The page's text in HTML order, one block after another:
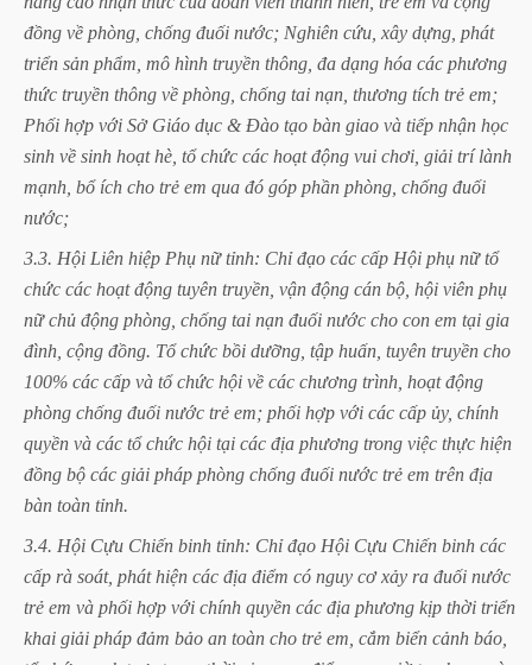
đồng về phòng, chống đuối nước; Nghiên cứu, xây dựng, phát
triển sản phẩm, mô hình truyền thông, đa dạng hóa các phương
thức truyền thông về phòng, chống tai nạn, thương tích trẻ em;
Phối hợp với Sở Giáo dục & Đào tạo bàn giao và tiếp nhận học
sinh về sinh hoạt hè, tổ chức các hoạt động vui chơi, giải trí lành
mạnh, bổ ích cho trẻ em qua đó góp phần phòng, chống đuối
nước;
3.3. Hội Liên hiệp Phụ nữ tỉnh: Chỉ đạo các cấp Hội phụ nữ tổ
chức các hoạt động tuyên truyền, vận động cán bộ, hội viên phụ
nữ chủ động phòng, chống tai nạn đuối nước cho con em tại gia
đình, cộng đồng. Tổ chức bồi dưỡng, tập huấn, tuyên truyền cho
100% các cấp và tổ chức hội về các chương trình, hoạt động
phòng chống đuối nước trẻ em; phối hợp với các cấp ủy, chính
quyền và các tổ chức hội tại các địa phương trong việc thực hiện
đồng bộ các giải pháp phòng chống đuối nước trẻ em trên địa
bàn toàn tỉnh.
3.4. Hội Cựu Chiến binh tỉnh: Chỉ đạo Hội Cựu Chiến binh các
cấp rà soát, phát hiện các địa điểm có nguy cơ xảy ra đuối nước
trẻ em và phối hợp với chính quyền các địa phương kịp thời triển
khai giải pháp đảm bảo an toàn cho trẻ em, cắm biển cảnh báo,